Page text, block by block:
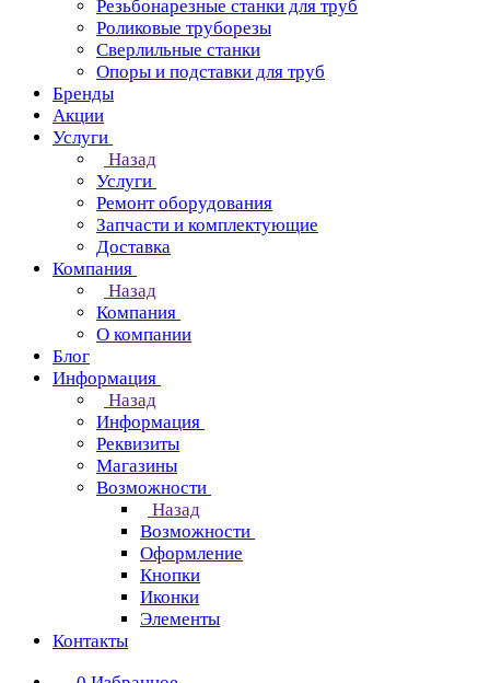
Резьбонарезные станки для труб
Роликовые труборезы
Сверлильные станки
Опоры и подставки для труб
Бренды
Акции
Услуги
Назад
Услуги
Ремонт оборудования
Запчасти и комплектующие
Доставка
Компания
Назад
Компания
О компании
Блог
Информация
Назад
Информация
Реквизиты
Магазины
Возможности
Назад
Возможности
Оформление
Кнопки
Иконки
Элементы
Контакты